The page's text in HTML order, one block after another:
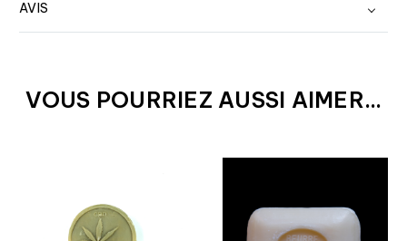
AVIS
VOUS POURRIEZ AUSSI AIMER...